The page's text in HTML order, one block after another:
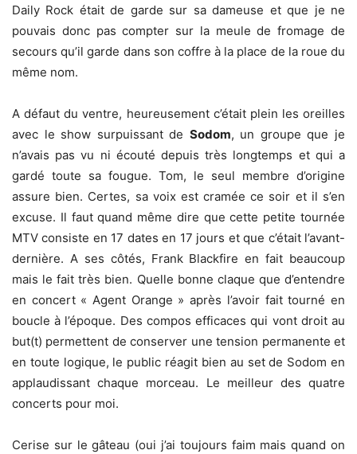
Daily Rock était de garde sur sa dameuse et que je ne
pouvais donc pas compter sur la meule de fromage de
secours qu’il garde dans son coffre à la place de la roue du
même nom.
A défaut du ventre, heureusement c’était plein les oreilles
avec le show surpuissant de Sodom, un groupe que je
n’avais pas vu ni écouté depuis très longtemps et qui a
gardé toute sa fougue. Tom, le seul membre d’origine
assure bien. Certes, sa voix est cramée ce soir et il s’en
excuse. Il faut quand même dire que cette petite tournée
MTV consiste en 17 dates en 17 jours et que c’était l’avant-
dernière. A ses côtés, Frank Blackfire en fait beaucoup
mais le fait très bien. Quelle bonne claque que d’entendre
en concert « Agent Orange » après l’avoir fait tourné en
boucle à l’époque. Des compos efficaces qui vont droit au
but(t) permettent de conserver une tension permanente et
en toute logique, le public réagit bien au set de Sodom en
applaudissant chaque morceau. Le meilleur des quatre
concerts pour moi.
Cerise sur le gâteau (oui j’ai toujours faim mais quand on